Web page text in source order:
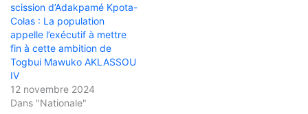
scission d’Adakpamé Kpota-
Colas : La population
appelle l’exécutif à mettre
fin à cette ambition de
Togbui Mawuko AKLASSOU
IV
12 novembre 2024
Dans "Nationale"